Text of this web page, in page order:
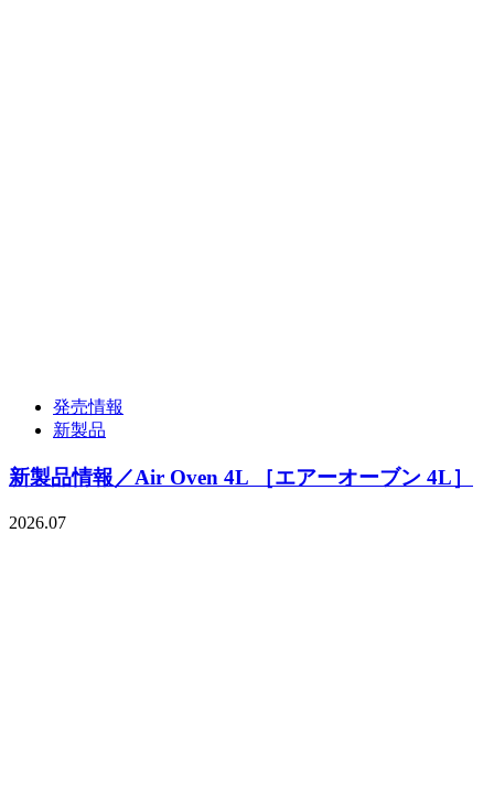
発売情報
新製品
新製品情報／Air Oven 4L ［エアーオーブン 4L］
2026.07